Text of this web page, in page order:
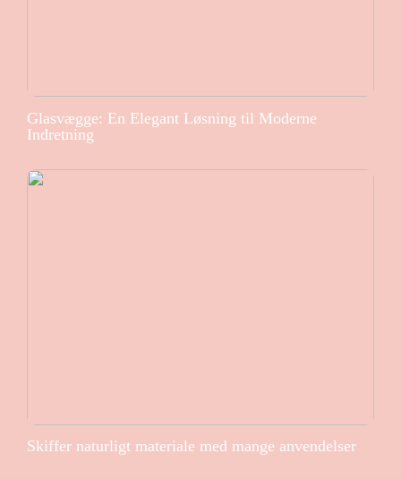
Glasvægge: En Elegant Løsning til Moderne
Indretning
Skiffer naturligt materiale med mange anvendelser